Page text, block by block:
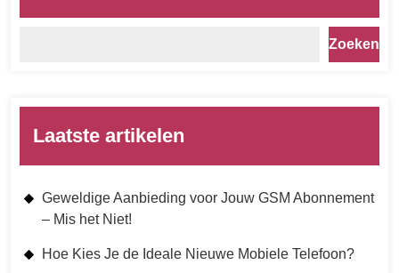
Zoeken
Laatste artikelen
Geweldige Aanbieding voor Jouw GSM Abonnement
– Mis het Niet!
Hoe Kies Je de Ideale Nieuwe Mobiele Telefoon?